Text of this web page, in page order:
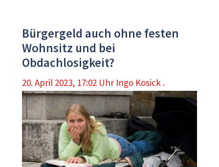
Bürgergeld auch ohne festen
Wohnsitz und bei
Obdachlosigkeit?
20. April 2023, 17:02 Uhr Ingo Kosick .